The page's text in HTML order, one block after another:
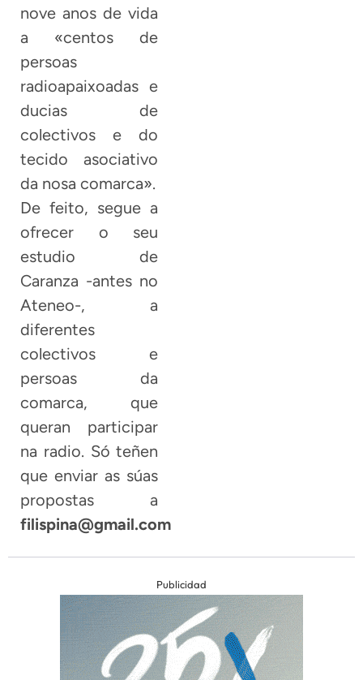
nove anos de vida
a «centos de
persoas
radioapaixoadas e
ducias de
colectivos e do
tecido asociativo
da nosa comarca».
De feito, segue a
ofrecer o seu
estudio de
Caranza -antes no
Ateneo-, a
diferentes
colectivos e
persoas da
comarca, que
queran participar
na radio. Só teñen
que enviar as súas
propostas a
filispina@gmail.com
Publicidad